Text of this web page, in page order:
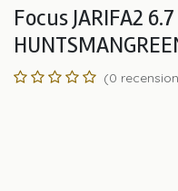
Focus JARIFA2
(0